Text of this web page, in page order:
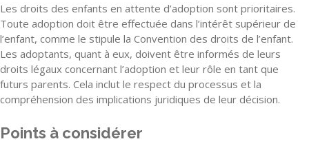
Les droits des enfants en attente d’adoption sont prioritaires.
Toute adoption doit être effectuée dans l’intérêt supérieur de
l’enfant, comme le stipule la Convention des droits de l’enfant.
Les adoptants, quant à eux, doivent être informés de leurs
droits légaux concernant l’adoption et leur rôle en tant que
futurs parents. Cela inclut le respect du processus et la
compréhension des implications juridiques de leur décision.
Points à considérer